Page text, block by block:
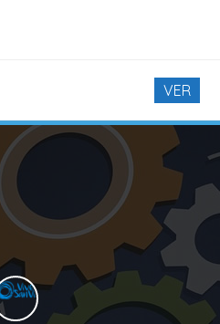
VER